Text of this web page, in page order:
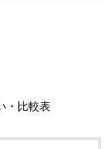
・比較表